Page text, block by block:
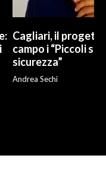
Cagliari, il
campo i “Piccoli
sicurezza”
Andrea Sechi